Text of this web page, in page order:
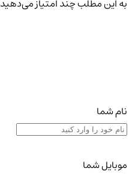
به این مطلب چند امتیاز می‌دهید؟
نام شما
موبایل شما